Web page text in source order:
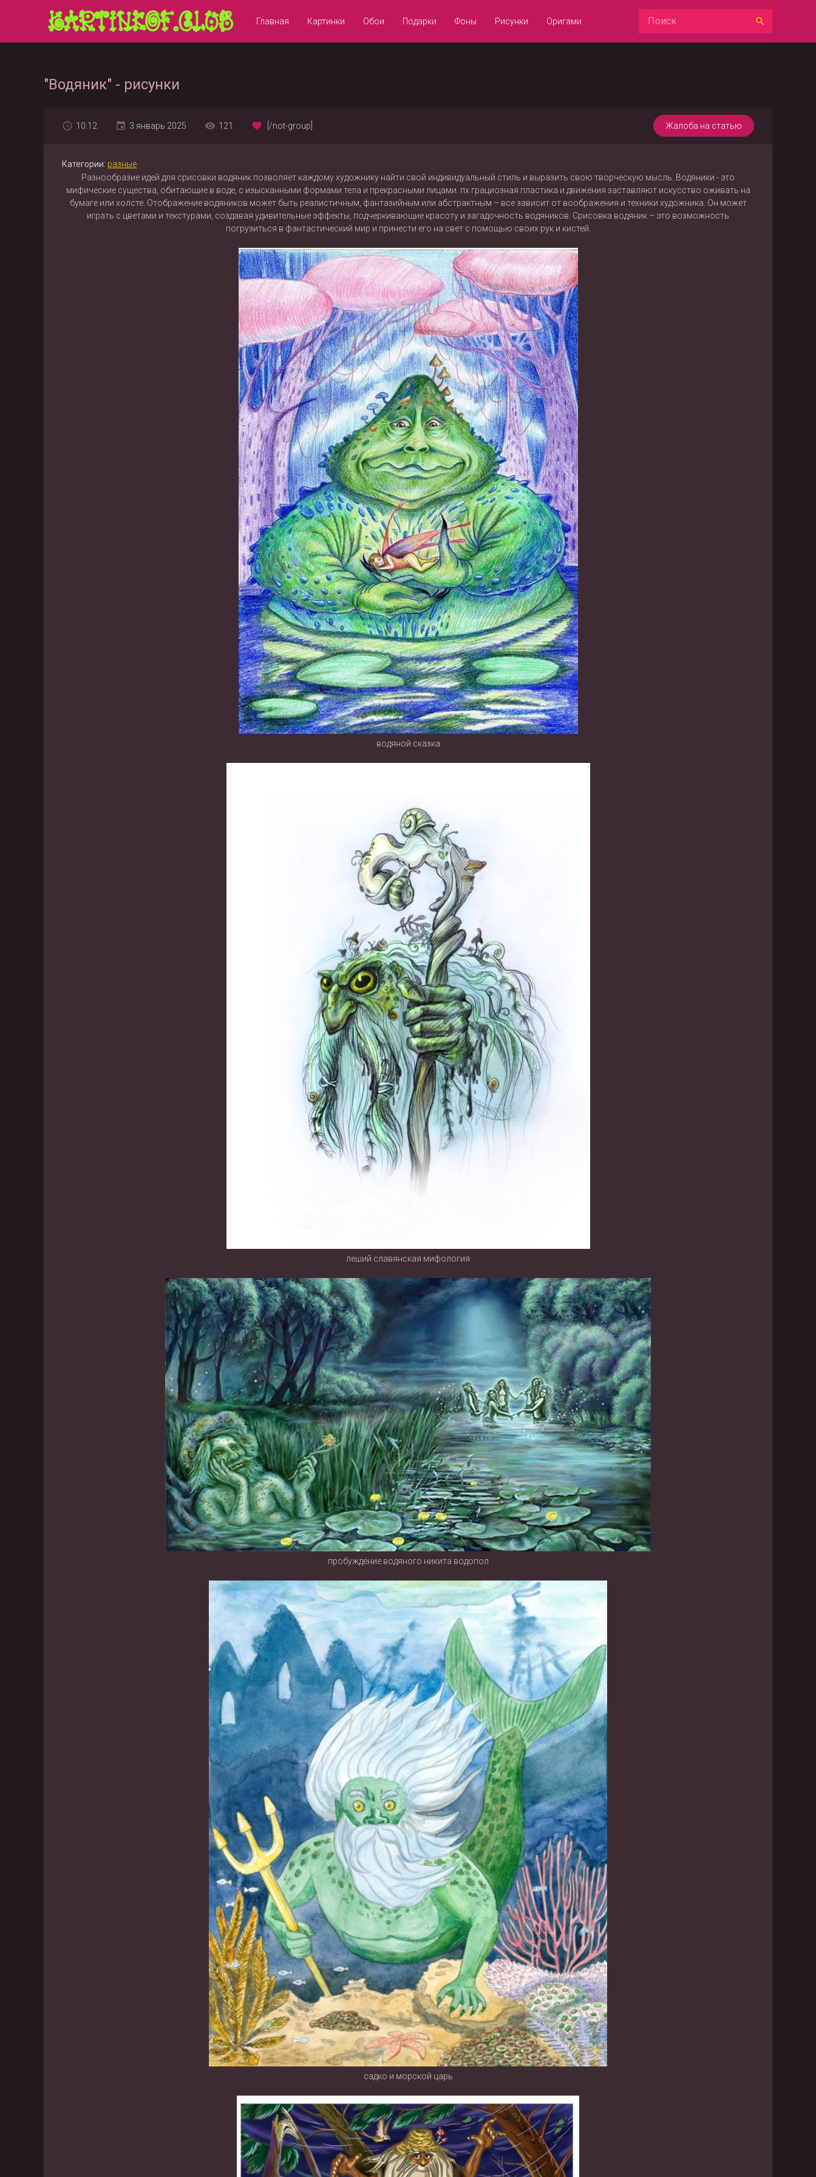
Главная Картинки Обои Подарки Фоны Рисунки Оригами
"Водяник" - рисунки
Жалоба на статью
10:12 3 январь 2025 121 [/not-group]
Категории: разные
Разнообразие идей для срисовки водяник позволяет каждому художнику найти свой индивидуальный стиль и выразить свою творческую мысль. Водяники - это
мифические существа, обитающие в воде, с изысканными формами тела и прекрасными лицами. пх грациозная пластика и движения заставляют искусство оживать на
бумаге или холсте. Отображение водяников может быть реалистичным, фантазийным или абстрактным – все зависит от воображения и техники художника. Он может
играть с цветами и текстурами, создавая удивительные эффекты, подчеркивающие красоту и загадочность водяников. Срисовка водяник – это возможность
погрузиться в фантастический мир и принести его на свет с помощью своих рук и кистей.
водяной сказка
леший славянская мифология
пробуждение водяного никита водопол
садко и морской царь